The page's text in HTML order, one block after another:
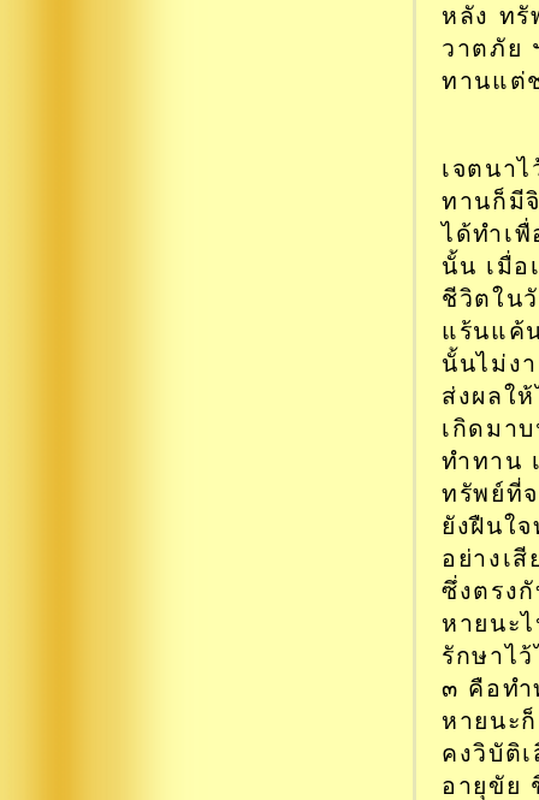
หลัง ทรั
วาตภัย
ทานแต่
เจตนา
ทานก็มี
ได้ทำเ
นั้น เมื่อ
ชีวิตใน
แร้นแค้
นั้นไม่ง
ส่งผลใ
เกิดมา
ทำทาน
ทรัพย์ที่
ยังฝืนใ
อย่างเ
ซึ่งตรง
หายนะ
รักษาไ
๓ คือทำ
หายนะ
คงวิบัติ
อายุขัย